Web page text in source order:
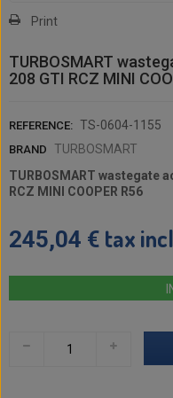
Print
TURBOSMART
208 GTI RCZ MINI
REFERENCE: TS-0604-1155
BRAND TURBOSMART
TURBOSMART wastegate
RCZ MINI COOPER R56
245,04 € tax